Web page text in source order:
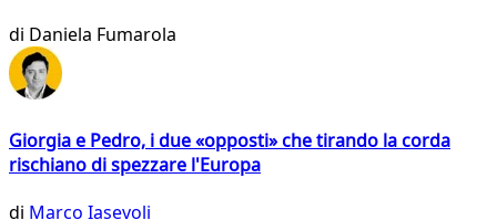
di Daniela Fumarola
Giorgia e Pedro, i due «opposti» che tirando la corda
rischiano di spezzare l'Europa
di Marco Iasevoli